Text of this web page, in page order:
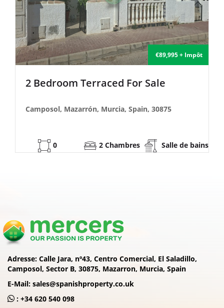
€135,000 + Impôt
2 Bedroom Semi-Detached For Sale
Camposol, Mazarrón, Murcia, Spain, 30875
53 2 Chambres Salle de bains
Adresse: Calle Jara, nº43, Centro Comercial, El Saladillo,
Camposol, Sector B, 30875, Mazarron, Murcia, Spain
E-Mail: sales@spanishproperty.co.uk
: +34 620 540 098